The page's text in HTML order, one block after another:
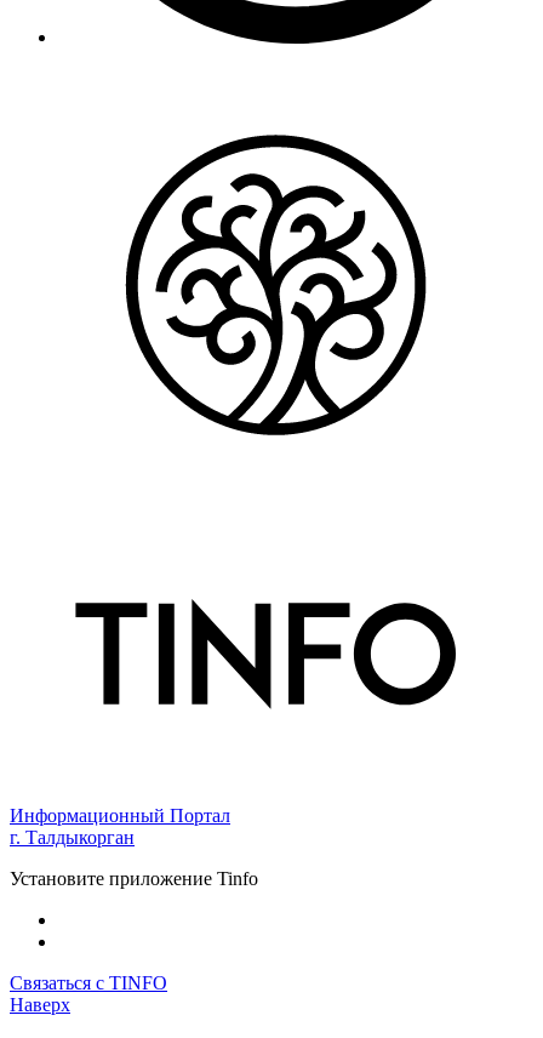
Информационный Портал
г. Талдыкорган
Установите приложение Tinfo
Связаться с TINFO
Наверх